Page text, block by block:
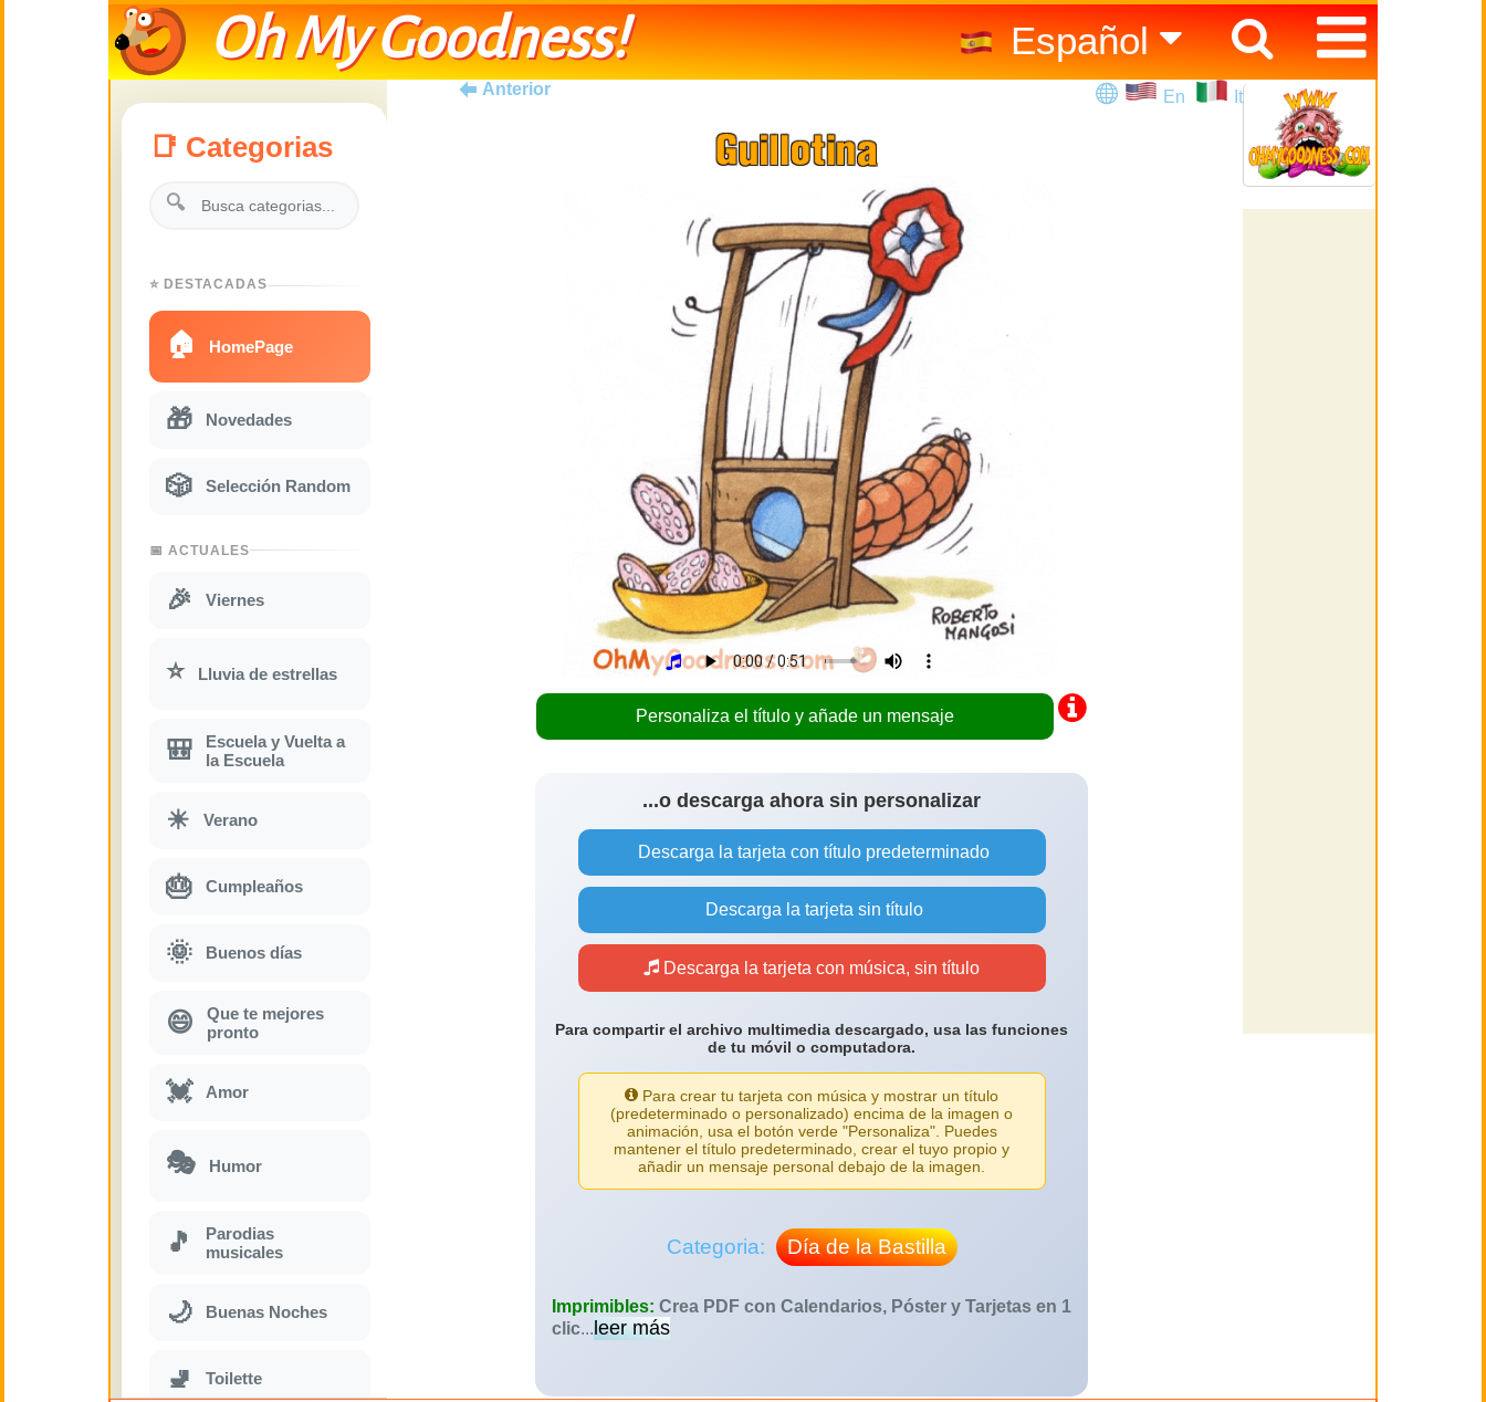
Oh My Goodness!
Español
English
📑 Categorias
🔍
⭐ DESTACADAS
🏠 HomePage
🎁 Novedades
🎲 Selección Random
📅 ACTUALES
🎉 Viernes
⭐ Lluvia de estrellas
🎒
Escuela y Vuelta a
la Escuela
☀ Verano
🎂 Cumpleaños
🌞 Buenos días
😄
Que te mejores
pronto
💓 Amor
🎭 Humor
🎵
Parodias
musicales
🌙 Buenas Noches
🚽 Toilette
Anterior En It
Personaliza el título y añade un mensaje
...o descarga ahora sin personalizar
Descarga la tarjeta con título predeterminado
Descarga la tarjeta sin título
Descarga la tarjeta con música, sin título
Para compartir el archivo multimedia descargado, usa las funciones
de tu móvil o computadora.
Para crear tu tarjeta con música y mostrar un título
(predeterminado o personalizado) encima de la imagen o
animación, usa el botón verde "Personaliza". Puedes
mantener el título predeterminado, crear el tuyo propio y
añadir un mensaje personal debajo de la imagen.
Categoria: Día de la Bastilla
Imprimibles: Crea PDF con Calendarios, Póster y Tarjetas en 1
clic...leer más